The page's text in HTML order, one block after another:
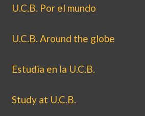
U.C.B. Por el mundo
U.C.B. Around the globe
Estudia en la U.C.B.
Study at U.C.B.